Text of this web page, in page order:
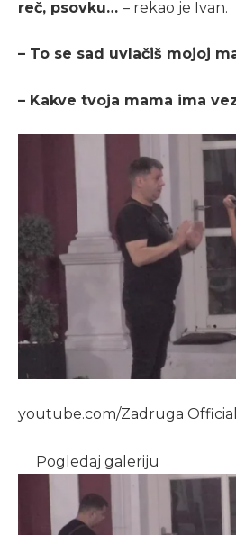
reč, psovku… – rekao je Ivan.
– To se sad uvlačiš mojoj
– Kakve tvoja mama ima
youtube.com/Zadruga Official
Pogledaj galeriju